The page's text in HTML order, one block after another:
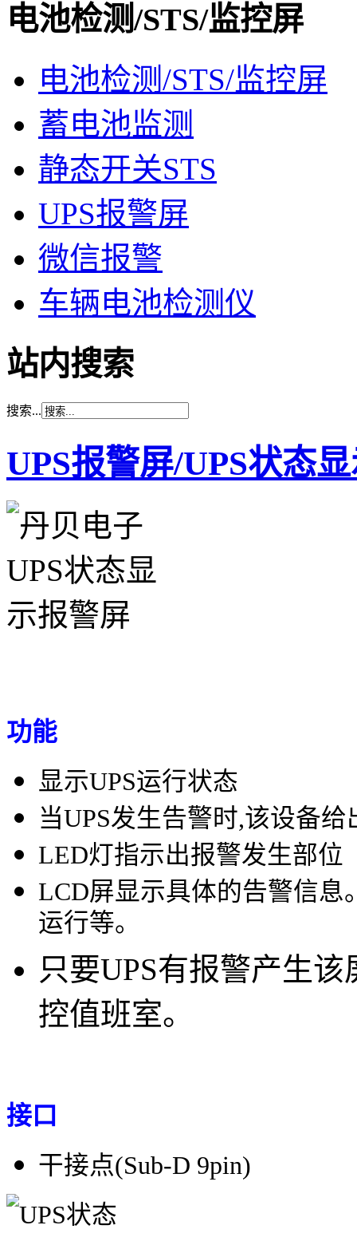
电池检测/STS/监控屏
电池检测/STS/监控屏
蓄电池监测
静态开关STS
UPS报警屏
微信报警
车辆电池检测仪
站内搜索
搜索...
UPS报警屏/UPS状态
功能
显示UPS运行状态
当UPS发生告警时,该设备
LED灯指示出报警发生部位
LCD屏显示具体的告警信
运行等。
只要UPS有报警产生
控值班室。
接口
干接点(Sub-D 9pin)